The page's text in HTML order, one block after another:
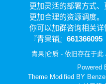
更加灵活的部署方式
更加合理的资源调度。
你可以加群咨询相关详
『青果铺』661366095
青果|仑质 - 依旧存在于
Powered
Theme Modified BY
核心文档
投喂通道
青果云
服务器组